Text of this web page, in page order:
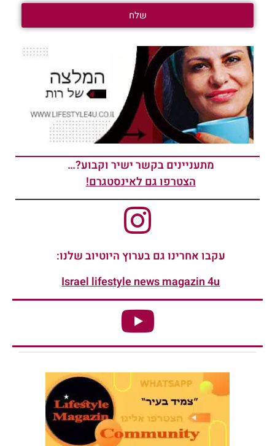
שלח
מתעניינים בקשר ישיר וקבוע?…
הצטרפו גם לאינסטגרם!
עקבו אחרינו גם בערוץ היוטיוב שלנו:
Israel lifestyle news magazin 4u